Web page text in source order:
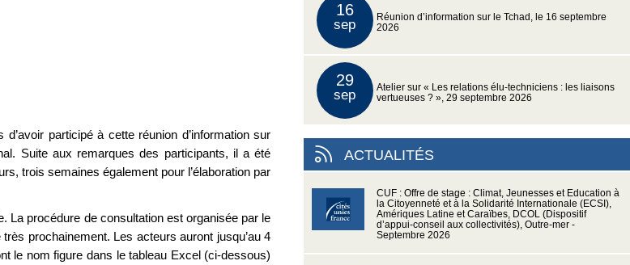
participé à cette réunion d’information sur
Suite aux remarques des participants, il a été
trois semaines également pour l’élaboration par
La procédure de consultation est organisée par le
prochainement. Les acteurs auront jusqu’au 4
le nom figure dans le tableau Excel (ci-dessous)
16
sep
Réunion d’information sur le Tchad, le 16 septembre
2026
29
sep
Atelier sur « Les relations élu-techniciens : les liaisons
vertueuses ? », 29 septembre 2026
ACTUALITÉS
CUF : Offre de stage : Climat, Jeunesses et Education à
la Citoyenneté et à la Solidarité Internationale (ECSI),
Amériques Latine et Caraïbes, DCOL (Dispositif
d’appui-conseil aux collectivités), Outre-mer -
Septembre 2026